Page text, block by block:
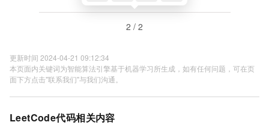
2 / 2
更新时间 2024-04-21 09:12:34
本页面内关键词为智能算法引擎基于机器学习所生成，如有任何问题，可在页
面下方点击"联系我们"与我们沟通。
LeetCode代码相关内容